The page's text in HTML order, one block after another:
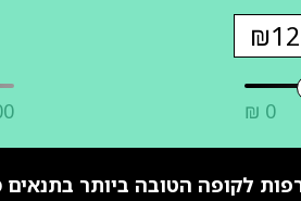
₪ 0
לקופה הטובה ביותר בתנאים